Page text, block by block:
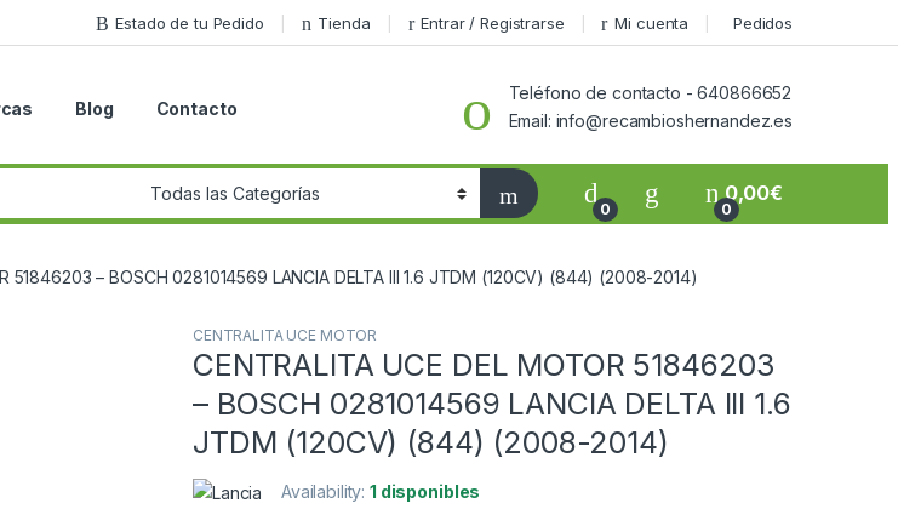
Estado de tu Pedido Tienda Entrar / Registrarse Mi cuenta Pedidos
Blog Contacto
Teléfono de contacto - 640866652
Email: info@recambioshernandez.es
0 0
0,00€
51846203 – BOSCH 0281014569 LANCIA DELTA III 1.6 JTDM (120CV) (844) (2008-2014)
CENTRALITA UCE MOTOR
CENTRALITA UCE DEL MOTOR 51846203
– BOSCH 0281014569 LANCIA DELTA III 1.6
JTDM (120CV) (844) (2008-2014)
Availability:1 disponibles